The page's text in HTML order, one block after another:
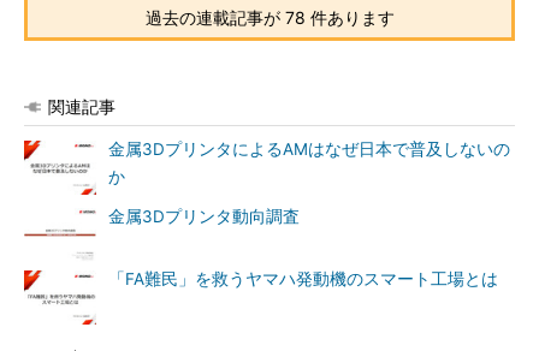
過去の連載記事が 78 件あります
関連記事
金属3DプリンタによるAMはなぜ日本で普及しないの
か
金属3Dプリンタ動向調査
「FA難民」を救うヤマハ発動機のスマート工場とは